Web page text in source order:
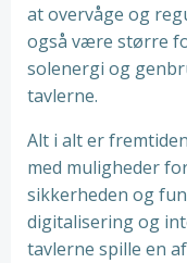
at overvåge og
også være større
solenergi og
tavlerne.
Alt i alt er
med muligheder
sikkerheden og
digitalisering og
tavlerne spille en